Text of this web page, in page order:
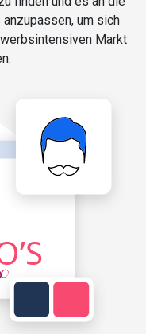
um sich
Markt